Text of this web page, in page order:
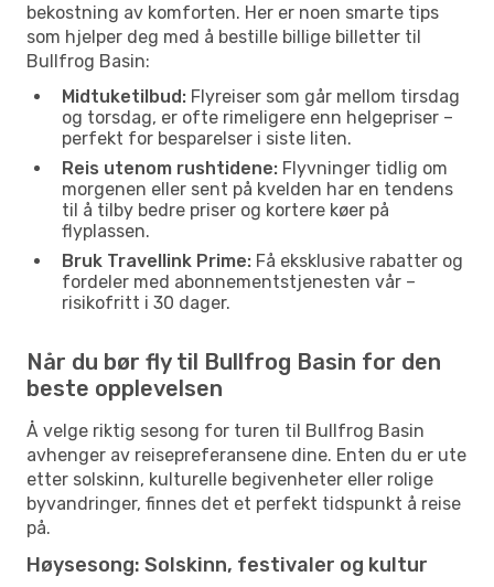
bekostning av komforten. Her er noen smarte tips
som hjelper deg med å bestille billige billetter til
Bullfrog Basin:
Midtuketilbud: Flyreiser som går mellom tirsdag
og torsdag, er ofte rimeligere enn helgepriser –
perfekt for besparelser i siste liten.
Reis utenom rushtidene: Flyvninger tidlig om
morgenen eller sent på kvelden har en tendens
til å tilby bedre priser og kortere køer på
flyplassen.
Bruk Travellink Prime: Få eksklusive rabatter og
fordeler med abonnementstjenesten vår –
risikofritt i 30 dager.
Når du bør fly til Bullfrog Basin for den
beste opplevelsen
Å velge riktig sesong for turen til Bullfrog Basin
avhenger av reisepreferansene dine. Enten du er ute
etter solskinn, kulturelle begivenheter eller rolige
byvandringer, finnes det et perfekt tidspunkt å reise
på.
Høysesong: Solskinn, festivaler og kultur